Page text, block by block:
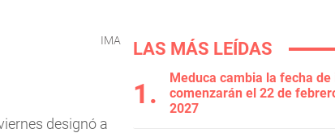
IMA
designó a
LAS MÁS LEÍDAS
Meduca cambia la fecha
comenzarán el 22 de
2027